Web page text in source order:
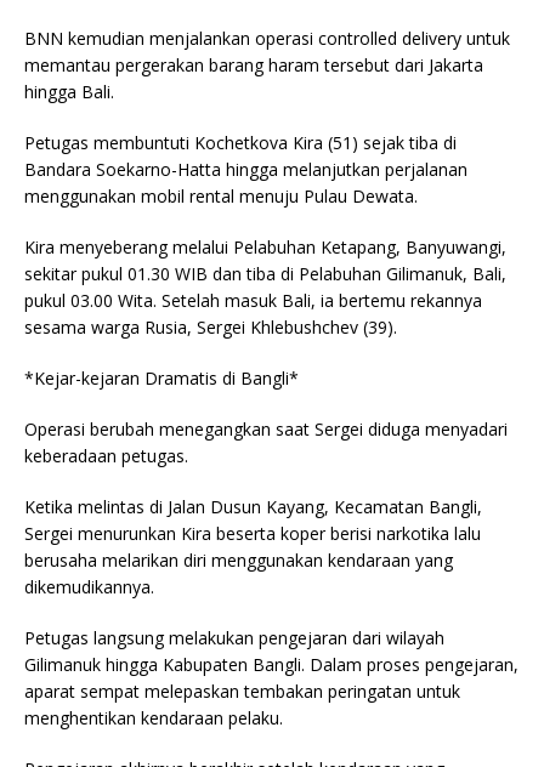
BNN kemudian menjalankan operasi controlled delivery untuk
memantau pergerakan barang haram tersebut dari Jakarta
hingga Bali.
Petugas membuntuti Kochetkova Kira (51) sejak tiba di
Bandara Soekarno-Hatta hingga melanjutkan perjalanan
menggunakan mobil rental menuju Pulau Dewata.
Kira menyeberang melalui Pelabuhan Ketapang, Banyuwangi,
sekitar pukul 01.30 WIB dan tiba di Pelabuhan Gilimanuk, Bali,
pukul 03.00 Wita. Setelah masuk Bali, ia bertemu rekannya
sesama warga Rusia, Sergei Khlebushchev (39).
*Kejar-kejaran Dramatis di Bangli*
Operasi berubah menegangkan saat Sergei diduga menyadari
keberadaan petugas.
Ketika melintas di Jalan Dusun Kayang, Kecamatan Bangli,
Sergei menurunkan Kira beserta koper berisi narkotika lalu
berusaha melarikan diri menggunakan kendaraan yang
dikemudikannya.
Petugas langsung melakukan pengejaran dari wilayah
Gilimanuk hingga Kabupaten Bangli. Dalam proses pengejaran,
aparat sempat melepaskan tembakan peringatan untuk
menghentikan kendaraan pelaku.